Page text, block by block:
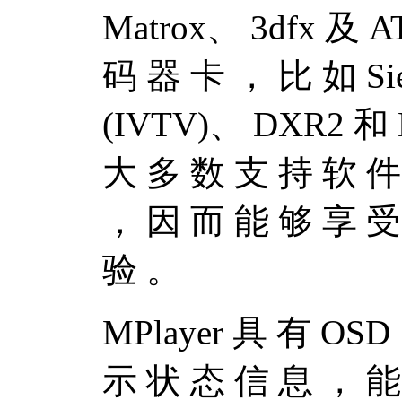
Matrox、 3dfx 及
码 器 卡 ， 比 如
(IVTV)、 DXR2 和
大 多 数 支 持 软
， 因 而 能 够 享
验 。
MPlayer 具 有
示 状 态 信 息 ，